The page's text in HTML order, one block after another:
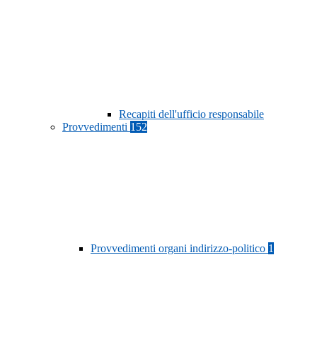
Recapiti dell'ufficio responsabile
Provvedimenti 152
Provvedimenti organi indirizzo-politico 1